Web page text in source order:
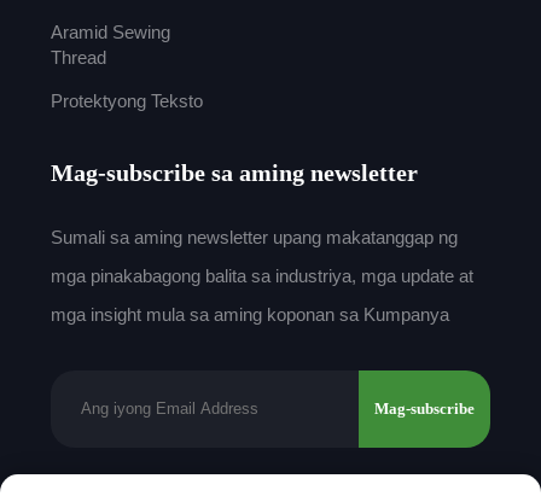
Aramid Sewing
Thread
Protektyong Teksto
Mag-subscribe sa aming newsletter
Sumali sa aming newsletter upang makatanggap ng
mga pinakabagong balita sa industriya, mga update at
mga insight mula sa aming koponan sa Kumpanya
Mag-subscribe